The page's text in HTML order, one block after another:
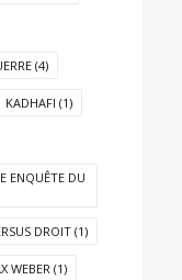
(4)
KADHAFI (1)
ENQUÊTE DU
DROIT(1)
WEBER(1)